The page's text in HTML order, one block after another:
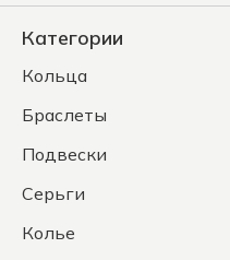
Категории
Кольца
Браслеты
Подвески
Серьги
Колье